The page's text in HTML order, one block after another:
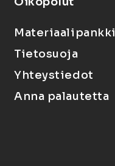
Materiaalipankki
Tietosuoja
Yhteystiedot
Anna palautetta